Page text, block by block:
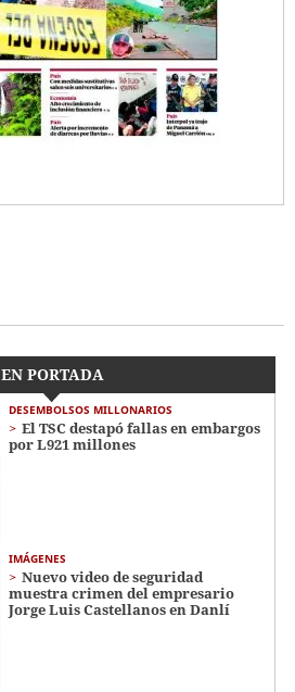
EN PORTADA
DESEMBOLSOS MILLONARIOS
El TSC destapó fallas en embargos
por L921 millones
IMÁGENES
Nuevo video de seguridad
muestra crimen del empresario
Jorge Luis Castellanos en Danlí